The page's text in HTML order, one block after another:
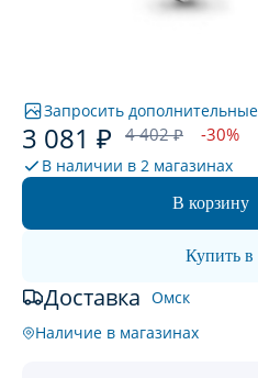
Запросить
3 081 ₽ 4 402 ₽ -30%
В наличии в 2 магазинах
В корзину
Купить в
Доставка Омск
Наличие в магазинах